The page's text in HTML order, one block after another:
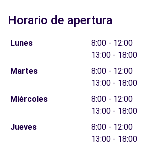
Horario de apertura
Lunes
8:00 - 12:00
13:00 - 18:00
Martes
8:00 - 12:00
13:00 - 18:00
Miércoles
8:00 - 12:00
13:00 - 18:00
Jueves
8:00 - 12:00
13:00 - 18:00